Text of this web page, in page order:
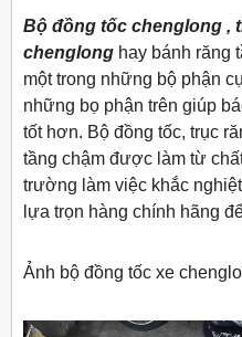
Bộ đồng tốc chenglong ,
chenglong hay bánh răng
một trong những bộ phận
những bọ phận trên giúp
tốt hơn. Bộ đồng tốc, trục
tầng chậm được làm từ
trường làm việc khắc
lựa trọn hàng chính hãng
Ảnh bộ đồng tốc xe